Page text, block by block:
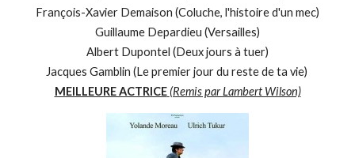
François-Xavier Demaison (Coluche, l'histoire d'un mec)
Guillaume Depardieu (Versailles)
Albert Dupontel (Deux jours à tuer)
Jacques Gamblin (Le premier jour du reste de ta vie)
MEILLEURE ACTRICE (Remis par Lambert Wilson)